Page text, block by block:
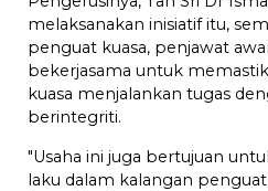
melaksanakan inisiatif itu,
penguat kuasa, penjawat
bekerjasama untuk
kuasa menjalankan tugas
berintegriti.
"Usaha ini juga bertujuan
laku dalam kalangan